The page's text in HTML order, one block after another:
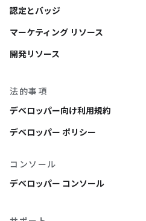
認定とバッジ
マーケティング リソース
開発リソース
法的事項
デベロッパー向け利用規約
デベロッパー ポリシー
コンソール
デベロッパー コンソール